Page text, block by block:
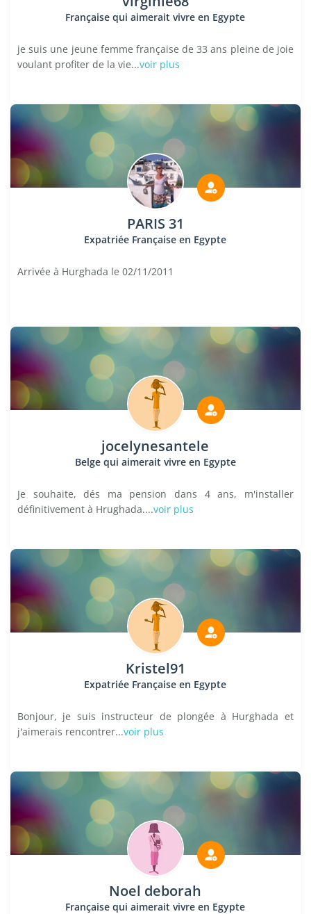
Française qui aimerait vivre en Egypte
je suis une jeune femme française de 33 ans pleine de joie
voulant profiter de la vie...voir plus
PARIS 31
Expatriée Française en Egypte
Arrivée à Hurghada le 02/11/2011
jocelynesantele
Belge qui aimerait vivre en Egypte
Je souhaite, dés ma pension dans 4 ans, m'installer
définitivement à Hrughada....voir plus
Kristel91
Expatriée Française en Egypte
Bonjour, je suis instructeur de plongée à Hurghada et
j'aimerais rencontrer...voir plus
Noel deborah
Française qui aimerait vivre en Egypte